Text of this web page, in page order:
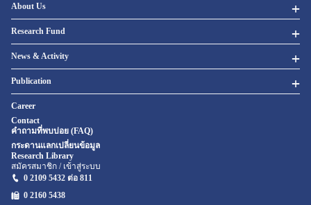
About Us
Research Fund
News & Activity
Publication
Career
Contact
คำถามที่พบบ่อย (FAQ)
กระดานแลกเปลี่ยนข้อมูล
Research Library
สมัครสมาชิก / เข้าสู่ระบบ
0 2109 5432 ต่อ 811
0 2160 5438